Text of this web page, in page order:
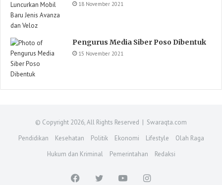
18 November 2021
Pengurus Media Siber Poso Dibentuk
15 November 2021
© Copyright 2026, All Rights Reserved | Swaraqta.com
Pendidikan
Kesehatan Politik Ekonomi Lifestyle
Olah Raga
Hukum dan Kriminal
Pemerintahan Redaksi
FacebookTwitterYouTubeInstagram